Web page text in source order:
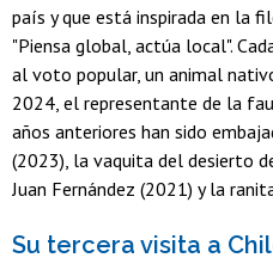
país y que está inspirada en la
"Piensa global, actúa local".
al voto popular, un animal
2024, el representante de la
años anteriores han sido
(2023), la vaquita del desierto
Juan Fernández (2021) y la
Su tercera visita a